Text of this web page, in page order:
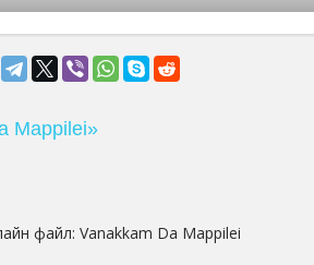
Mappilei»
файл: Vanakkam Da Mappilei